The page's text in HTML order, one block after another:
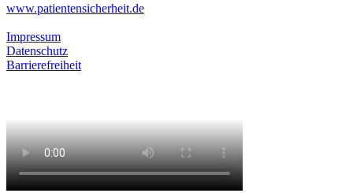
www.patientensicherheit.de
Impressum
Datenschutz
Barrierefreiheit